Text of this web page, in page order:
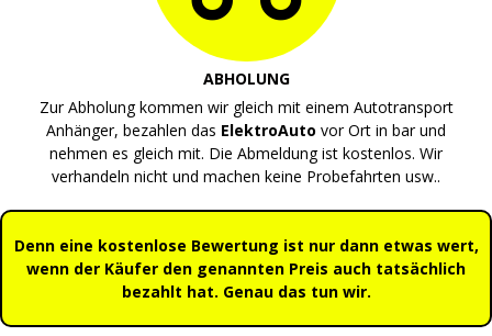
ABHOLUNG
Zur Abholung kommen wir gleich mit einem Autotransport
Anhänger, bezahlen das ElektroAuto vor Ort in bar und
nehmen es gleich mit. Die Abmeldung ist kostenlos. Wir
verhandeln nicht und machen keine Probefahrten usw..
Denn eine kostenlose Bewertung ist nur dann etwas wert,
wenn der Käufer den genannten Preis auch tatsächlich
bezahlt hat. Genau das tun wir.